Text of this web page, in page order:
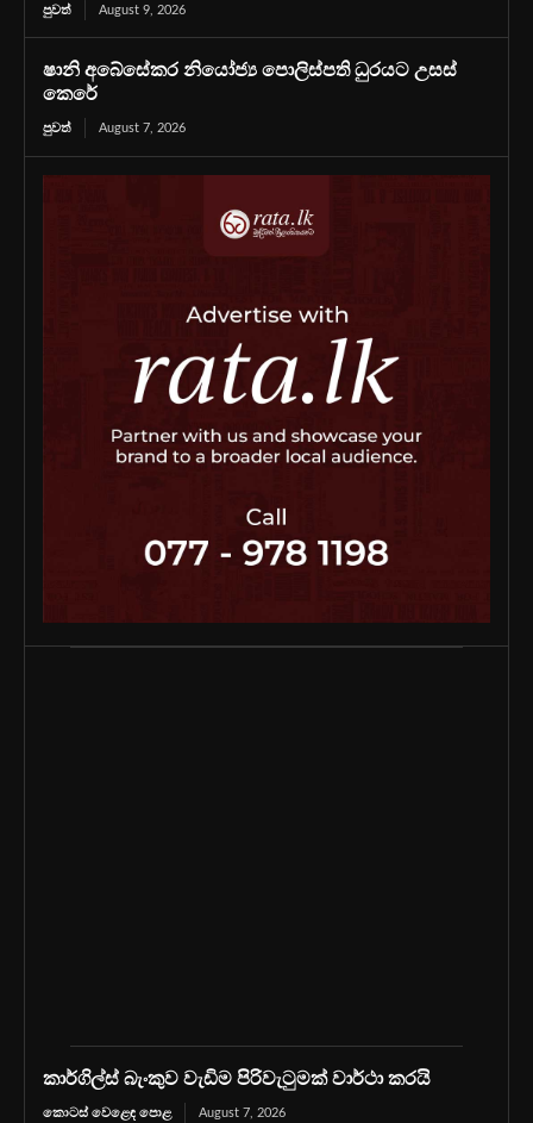
පුවත් August 9, 2026
ෂානි අබේසේකර නියෝජ්‍ය පොලිස්පති ධුරයට උසස්
කෙරේ
පුවත් August 7, 2026
කාර්ගිල්ස් බැංකුව වැඩිම පිරිවැටුමක් වාර්ථා කරයි
කොටස් වෙළෙඳ පොළ August 7, 2026